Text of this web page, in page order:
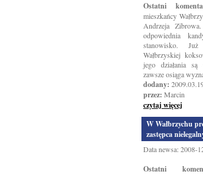
Ostatni
mieszkańcy
Andrzeja
odpowiednia
stanowisko.
Wałbrzyskiej
jego działania są
zawsze osiąga
dodany:
przez: Marcin
czytaj więcej
W Wałbrzychu
zastępca
Data newsa: 2008-
Ostatni